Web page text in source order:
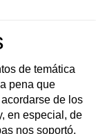
de temática
pena que
de los
en especial, de
nos soportó.